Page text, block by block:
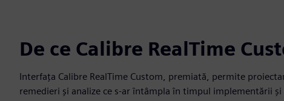
De ce Calibre RealTime
Interfața Calibre RealTime Custom, premiată, permite
remedieri și analize ce s-ar întâmpla în timpul implementării